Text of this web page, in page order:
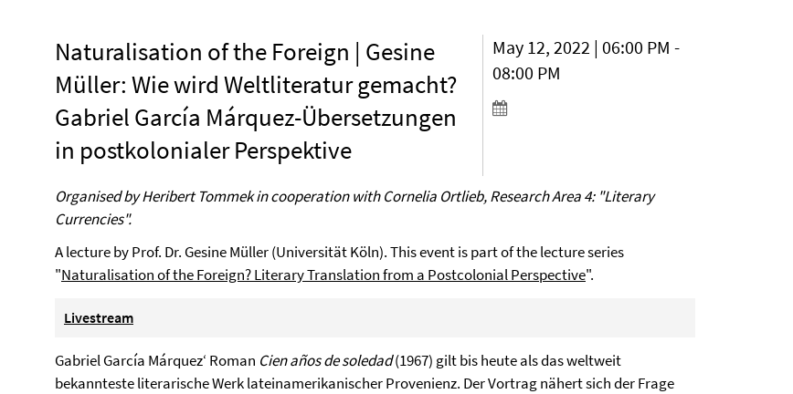
Naturalisation of the Foreign | Gesine
Müller: Wie wird Weltliteratur gemacht?
Gabriel García Márquez-Übersetzungen
in postkolonialer Perspektive
May 12, 2022 | 06:00 PM -
08:00 PM
Organised by Heribert Tommek in cooperation with Cornelia Ortlieb, Research Area 4: "Literary
Currencies".
A lecture by Prof. Dr. Gesine Müller (Universität Köln). This event is part of the lecture series
"Naturalisation of the Foreign? Literary Translation from a Postcolonial Perspective".
Livestream
Gabriel García Márquez‘ Roman Cien años de soledad(1967) gilt bis heute als das weltweit
bekannteste literarische Werk lateinamerikanischer Provenienz. Der Vortrag nähert sich der Frage